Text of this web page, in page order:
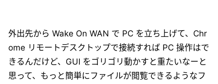
外出先から Wake On WAN で PC を立ち上げて、Chr
ome リモートデスクトップで接続すれば PC 操作はで
きるんだけど、GUI をゴリゴリ動かすと重たいなーと
思って、もっと簡単にファイルが閲覧できるようなフ